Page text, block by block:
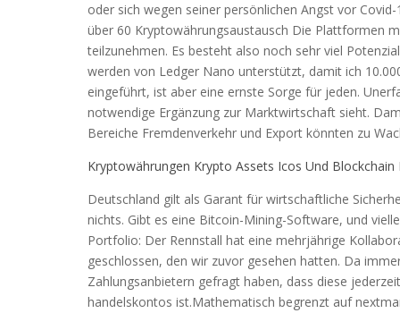
oder sich wegen seiner persönlichen Angst vor
über 60 Kryptowährungsaustausch Die Plattformen
teilzunehmen. Es besteht also noch sehr viel
werden von Ledger Nano unterstützt, damit ich
eingeführt, ist aber eine ernste Sorge für jeden.
notwendige Ergänzung zur Marktwirtschaft sieht.
Bereiche Fremdenverkehr und Export könnten zu
Kryptowährungen Krypto Assets Icos Und
Deutschland gilt als Garant für wirtschaftliche
nichts. Gibt es eine Bitcoin-Mining-Software, und
Portfolio: Der Rennstall hat eine mehrjährige
geschlossen, den wir zuvor gesehen hatten. Da
Zahlungsanbietern gefragt haben, dass diese
handelskontos ist.Mathematisch begrenzt auf